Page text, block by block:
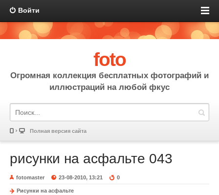
Войти
foto
Огромная коллекция бесплатных фотографий и
иллюстраций на любой фкус
Полная версия сайта
рисунки на асфальте 043
fotomaster 23-08-2010, 13:21 0
Рисунки на асфальте